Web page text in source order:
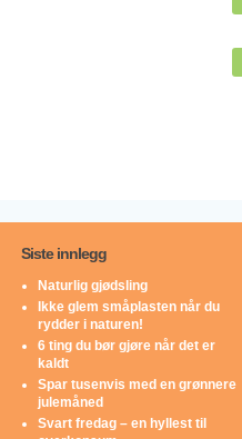
Siste innlegg
Naturlig gjødsling
Ikke glem småplasten når du
rydder i naturen!
6 ting du bør gjøre når det er
kaldt
Spar tusenvis med en grønnere
julemåned
Svart fredag – en hyllest til